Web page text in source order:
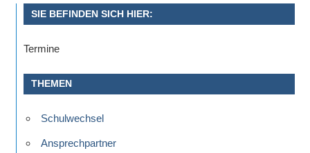
SIE BEFINDEN SICH HIER:
Termine
THEMEN
Schulwechsel
Ansprechpartner